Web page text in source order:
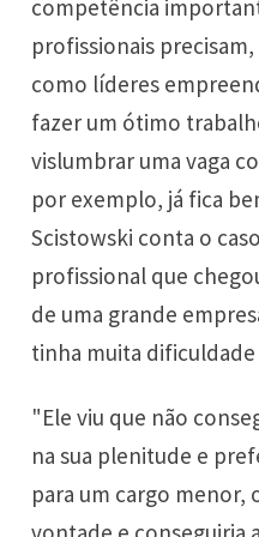
competência
profissionais
como líderes
fazer um ótimo
vislumbrar uma vaga
por exemplo, já fica
Scistowski conta o
profissional que
de uma grande
tinha muita
"Ele viu que não
na sua plenitude e
para um cargo menor,